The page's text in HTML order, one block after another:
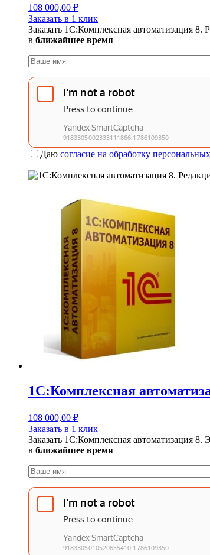
108 000,00 ₽
Заказать в 1 клик
Заказать 1С:Комплексная автоматизация 8.
в ближайшее время
Даю согласие на обработку
1С:Комплексная
108 000,00 ₽
Заказать в 1 клик
Заказать 1С:Комплексная автоматизация 8.
в ближайшее время